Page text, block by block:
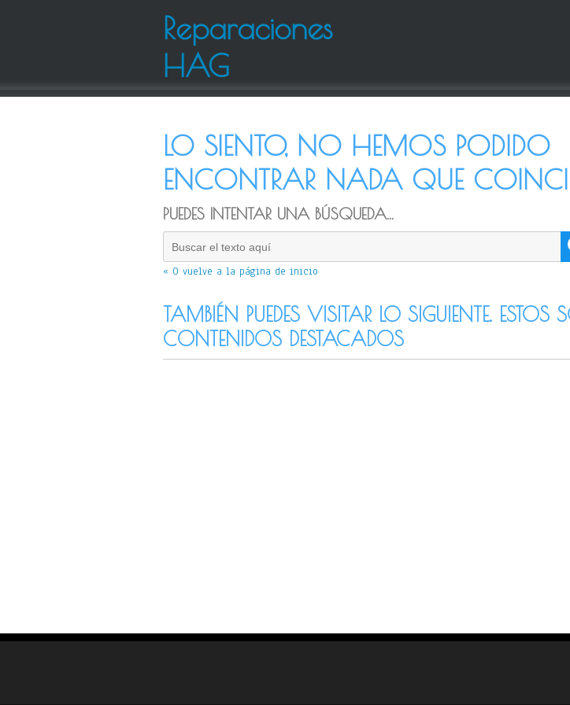
Reparaciones
HAG
LO SIENTO, NO HEMOS PODIDO
ENCONTRAR NADA QUE
PUEDES INTENTAR UNA BÚSQUEDA...
« O vuelve a la página de inicio
TAMBIÉN PUEDES VISITAR LO SIGUIENTE. ESTOS
CONTENIDOS DESTACADOS